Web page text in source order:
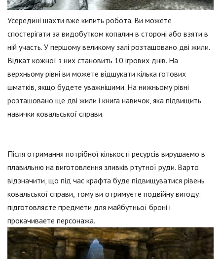
Усередині шахти вже кипить робота. Ви можете
спостерігати за видобутком копалин в стороні або взяти в
ній участь. У першому великому залі розташовано дві жили.
Відкат кожної з них становить 10 ігрових днів. На
верхньому рівні ви можете відшукати кілька готових
шматків, якщо будете уважнішими. На нижньому рівні
розташовано ще дві жили і книга навичок, яка підвищить
навички ковальської справи.
Після отримання потрібної кількості ресурсів вирушаємо в
плавильню на виготовлення зливків ртутної руди. Варто
відзначити, що під час крафта буде підвищуватися рівень
ковальської справи, тому ви отримуєте подвійну вигоду:
підготовляєте предмети для майбутньої броні і
прокачиваете персонажа.